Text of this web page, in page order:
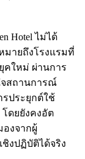
Hotel ไม่ได้
มายถึงโรงแรมที่
คใหม่ ผ่านการ
จสถานการณ์
ประยุกต์ใช้
ดยยังคงอัต
งจากผู้
งปฏิบัติได้จริง